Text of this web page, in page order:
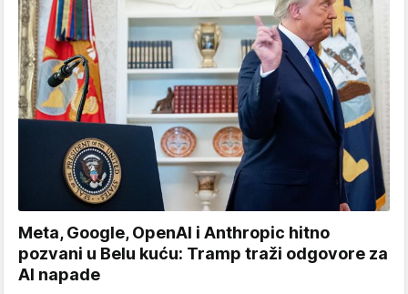
Meta, Google, OpenAI i Anthropic hitno
pozvani u Belu kuću: Tramp traži odgovore za
AI napade